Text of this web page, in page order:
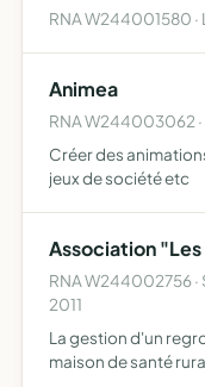
RNA W244001580 ·
Animea
RNA W244003062 ·
Créer des
jeux de société etc
Association "Les
RNA W244002756
2011
La gestion d'un
maison de santé